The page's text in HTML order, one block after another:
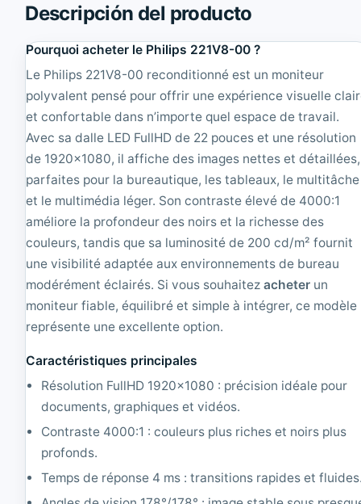
s
t
r
2
4
B
M
2
0
T
F
T
3
|
R
e
o
d
n
é
'
'
T
F
T
4
:
3
|
R
e
c
o
n
d
i
i
o
n
n
é
1
Descripción del producto
Pourquoi acheter le Philips 221V8-00 ?
Le Philips 221V8-00 reconditionné est un moniteur
polyvalent pensé pour offrir une expérience visuelle
et confortable dans n’importe quel espace de travail.
Avec sa dalle LED FullHD de 22 pouces et une résolution
de 1920×1080, il affiche des images nettes et détaillées,
parfaites pour la bureautique, les tableaux, le multitâche
et le multimédia léger. Son contraste élevé de 4000:1
améliore la profondeur des noirs et la richesse des
couleurs, tandis que sa luminosité de 200 cd/m² fournit
une visibilité adaptée aux environnements de bureau
modérément éclairés. Si vous souhaitezacheter un
moniteur fiable, équilibré et simple à intégrer, ce modèle
représente une excellente option.
Caractéristiques principales
Résolution FullHD 1920×1080 : précision idéale pour
documents, graphiques et vidéos.
Contraste 4000:1 : couleurs plus riches et noirs plus
profonds.
Temps de réponse 4 ms : transitions rapides et